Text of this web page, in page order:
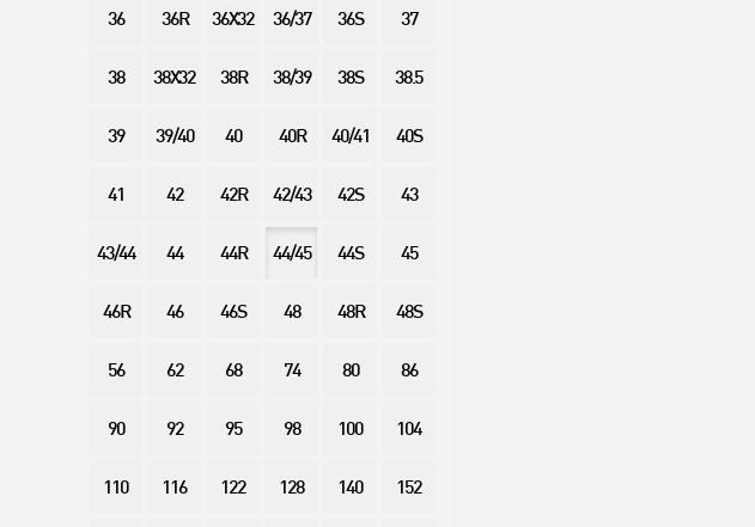
36 36R 36X32 36/37 36S 37
38 38X32 38R 38/39 38S 38.5
39 39/40 40 40R 40/41 40S
41 42 42R 42/43 42S 43
43/44 44 44R 44/45 44S 45
46R 46 46S 48 48R 48S
56 62 68 74 80 86
90 92 95 98 100 104
110 116 122 128 140 152